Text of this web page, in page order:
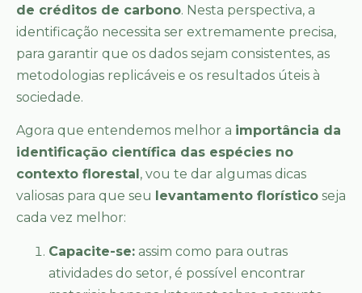
de créditos de carbono. Nesta perspectiva, a
identificação necessita ser extremamente precisa,
para garantir que os dados sejam consistentes, as
metodologias replicáveis e os resultados úteis à
sociedade.
Agora que entendemos melhor a importância da
identificação científica das espécies no
contexto florestal , vou te dar algumas dicas
valiosas para que seu
levantamento florístico seja
cada vez melhor:
Capacite-se: assim como para outras
atividades do setor, é possível encontrar